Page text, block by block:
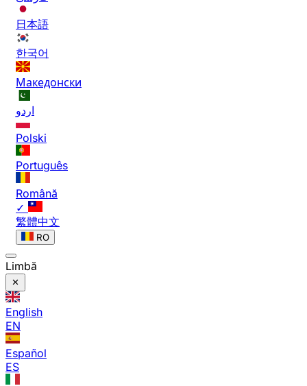
日本語
한국어
Македонски
اردو
Polski
Português
Română
✓
繁體中文
RO
Limbă
English
EN
Español
ES